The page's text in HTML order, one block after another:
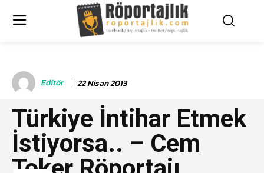
Editör 22 Nisan 2013
Türkiye İntihar Etmek
İstiyorsa.. – Cem